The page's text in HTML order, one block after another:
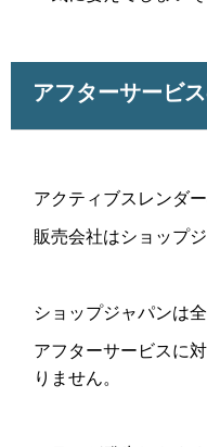
アフターサービ
アクティブスレンダ
販売会社はショップジ
ショップジャパンは全
アフターサービスに
りません。